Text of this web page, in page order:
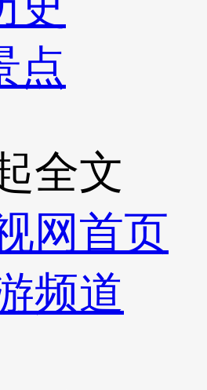
点
全文
网首页
频道